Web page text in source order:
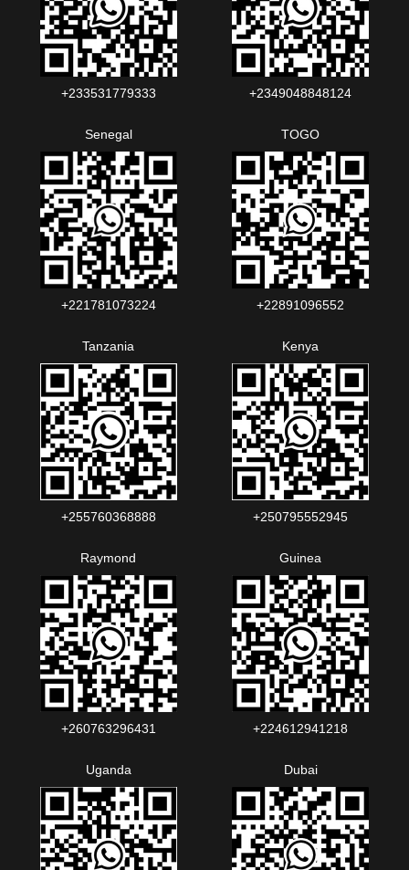
+233531779333 +2349048848124‬‬‬
Senegal
+221781073224‬‬
TOGO
+22891096552‬‬‬‬
Tanzania
+255760368888
Kenya
+250795552945
Raymond
+260763296431
Guinea
+224612941218
Uganda Dubai